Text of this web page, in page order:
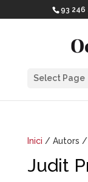
93 246
Select Page
Inici / Autors /
Judit